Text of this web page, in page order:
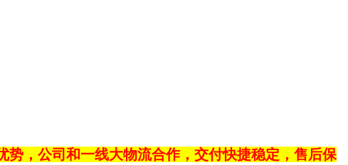
，公司和一线大物流合作，交付快捷稳定，售后保